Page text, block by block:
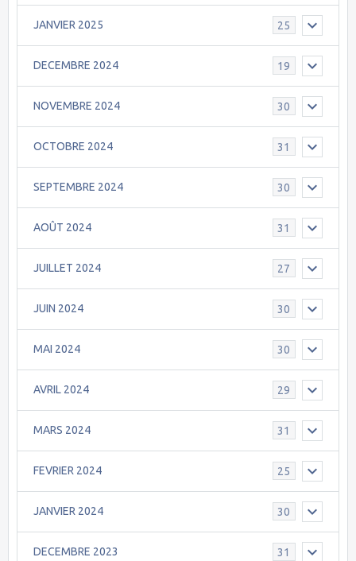
JANVIER 2025 25
DECEMBRE 2024 19
NOVEMBRE 2024 30
OCTOBRE 2024 31
SEPTEMBRE 2024 30
AOÛT 2024 31
JUILLET 2024 27
JUIN 2024 30
MAI 2024 30
AVRIL 2024 29
MARS 2024 31
FEVRIER 2024 25
JANVIER 2024 30
DECEMBRE 2023 31